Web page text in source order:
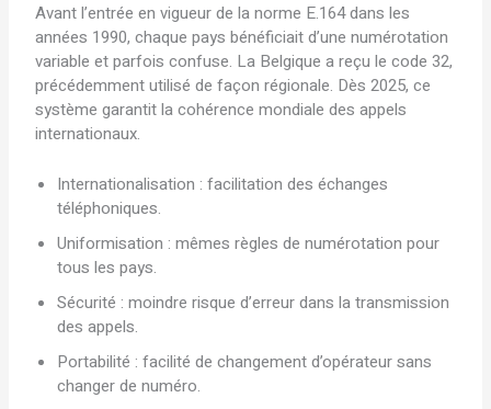
Avant l’entrée en vigueur de la norme E.164 dans les
années 1990, chaque pays bénéficiait d’une numérotation
variable et parfois confuse. La Belgique a reçu le code 32,
précédemment utilisé de façon régionale. Dès 2025, ce
système garantit la cohérence mondiale des appels
internationaux.
Internationalisation : facilitation des échanges
téléphoniques.
Uniformisation : mêmes règles de numérotation pour
tous les pays.
Sécurité : moindre risque d’erreur dans la transmission
des appels.
Portabilité : facilité de changement d’opérateur sans
changer de numéro.